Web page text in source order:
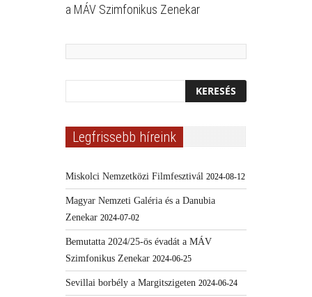
a MÁV Szimfonikus Zenekar
Legfrissebb híreink
Miskolci Nemzetközi Filmfesztivál 2024-08-12
Magyar Nemzeti Galéria és a Danubia
Zenekar 2024-07-02
Bemutatta 2024/25-ös évadát a MÁV
Szimfonikus Zenekar 2024-06-25
Sevillai borbély a Margitszigeten 2024-06-24